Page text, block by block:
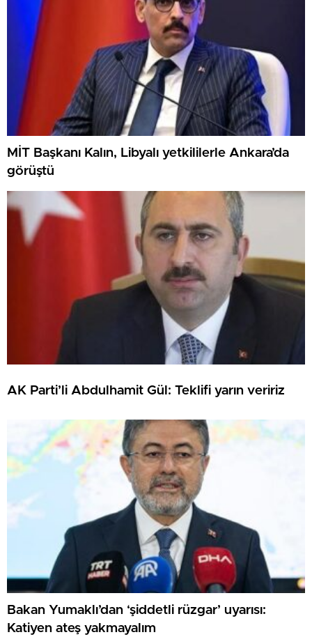
MİT Başkanı Kalın, Libyalı yetkililerle Ankara’da
görüştü
AK Parti’li Abdulhamit Gül: Teklifi yarın veririz
Bakan Yumaklı’dan ‘şiddetli rüzgar’ uyarısı:
Katiyen ateş yakmayalım